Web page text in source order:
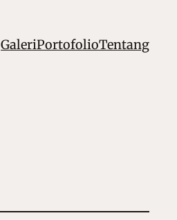
GaleriPortofolioTentang